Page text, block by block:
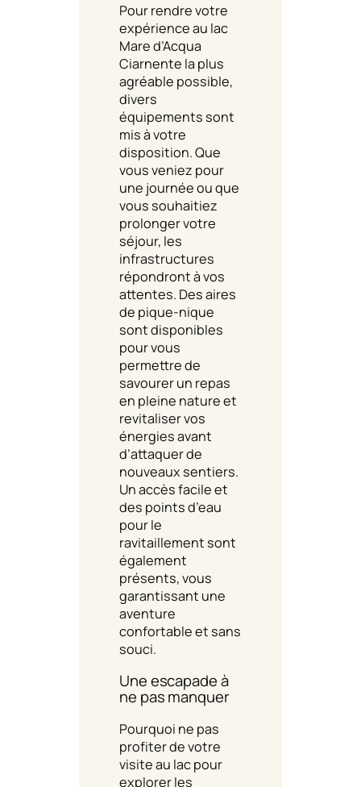
Pour rendre votre
expérience au lac
Mare d’Acqua
Ciarnente la plus
agréable possible,
divers
équipements sont
mis à votre
disposition. Que
vous veniez pour
une journée ou que
vous souhaitiez
prolonger votre
séjour, les
infrastructures
répondront à vos
attentes. Des aires
de pique-nique
sont disponibles
pour vous
permettre de
savourer un repas
en pleine nature et
revitaliser vos
énergies avant
d’attaquer de
nouveaux sentiers.
Un accès facile et
des points d’eau
pour le
ravitaillement sont
également
présents, vous
garantissant une
aventure
confortable et sans
souci.
Une escapade à
ne pas manquer
Pourquoi ne pas
profiter de votre
visite au lac pour
explorer les